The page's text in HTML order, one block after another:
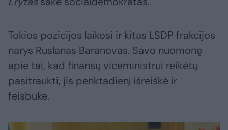
Tokios pozicijos laikosi ir kitas LSDP frakcijos
narys Ruslanas Baranovas. Savo nuomonę
apie tai, kad finansų viceministrui reikėtų
pasitraukti, jis penktadienį išreiškė ir
feisbuke.